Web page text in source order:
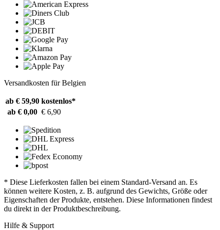
Versandkosten für Belgien
ab € 59,90 kostenlos*
ab € 0,00 € 6,90
* Diese Lieferkosten fallen bei einem Standard-Versand an. Es
können weitere Kosten, z. B. aufgrund des Gewichts, Größe oder
Eigenschaften der Produkte, entstehen. Diese Informationen findest
du direkt in der Produktbeschreibung.
Hilfe & Support